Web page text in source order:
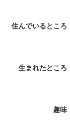
住んでいるところ
生まれたところ
趣味